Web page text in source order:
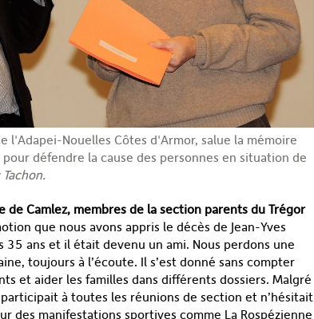
l'Adapei-Nouelles Côtes d'Armor, salue la mémoire
défendre la cause des personnes en situation de
de Camlez, membres de la section parents du Trégor
que nous avons appris le décès de Jean-Yves
35 ans et il était devenu un ami. Nous perdons une
toujours à l’écoute. Il s’est donné sans compter
et aider les familles dans différents dossiers. Malgré
à toutes les réunions de section et n’hésitait
des manifestations sportives comme La Rospézienne